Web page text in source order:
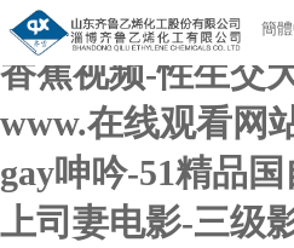
久久久影院-91超
香蕉视频-性生交
www.在线观看网
gay呻吟-51精品
上司妻电影-三级
簡
首
頁
公
司
簡
產
品
廠